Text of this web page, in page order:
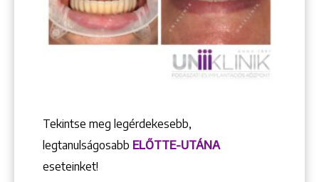
Tekintse meg legérdekesebb,
legtanulságosabb ELŐTTE-UTÁNA
eseteinket!